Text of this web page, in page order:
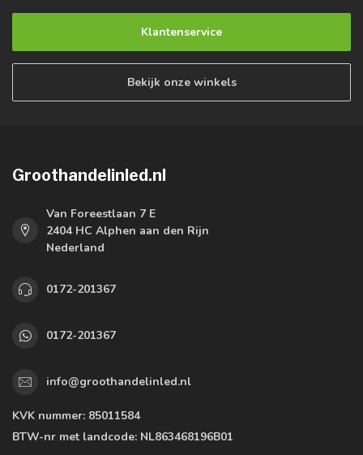
Klantenservice
Bekijk onze winkels
Groothandelinled.nl
Van Foreestlaan 7 E
2404 HC Alphen aan den Rijn
Nederland
0172-201367
0172-201367
info@groothandelinled.nl
KVK nummer: 85011584
BTW-nr met landcode: NL863468196B01